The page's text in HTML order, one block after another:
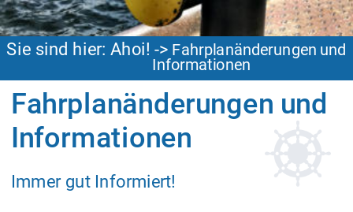
Fahrplanänderungen und
Informationen
Immer gut Informiert!
Sie sind hier: Ahoi! -> Fahrplanänderungen und
                                            Informationen